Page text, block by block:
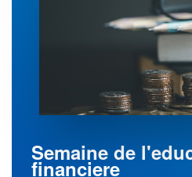
Semaine de
financiere